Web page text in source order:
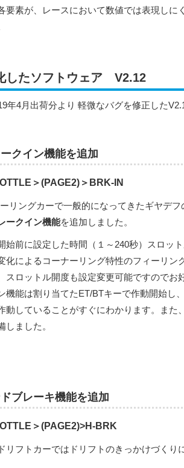
要素が、レースにおいて数値では表現し
したソフトウェア V2.12
年4月出荷分より 軽微なバグを修正した
クイン機能を追加
＞(PAGE2) ＞ BRK-IN
リングカーで一般的になってきたギヤデ
ークイン機能を追加しました。
始前に設定した時間（１～240秒）スロッ
化によるコーナーリング特性のフィーリ
スロットル開度も設定変更可能ですので
機能は割り当てたET/BTキーで作動開始し
動していることがすぐにわかります。ま
しました。
ブレーキ機能を追加
＞(PAGE2)>H-BRK
リフトカーではドリフトのきっかけづくり